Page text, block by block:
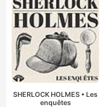
SHERLOCK HOLMES • Les
enquêtes